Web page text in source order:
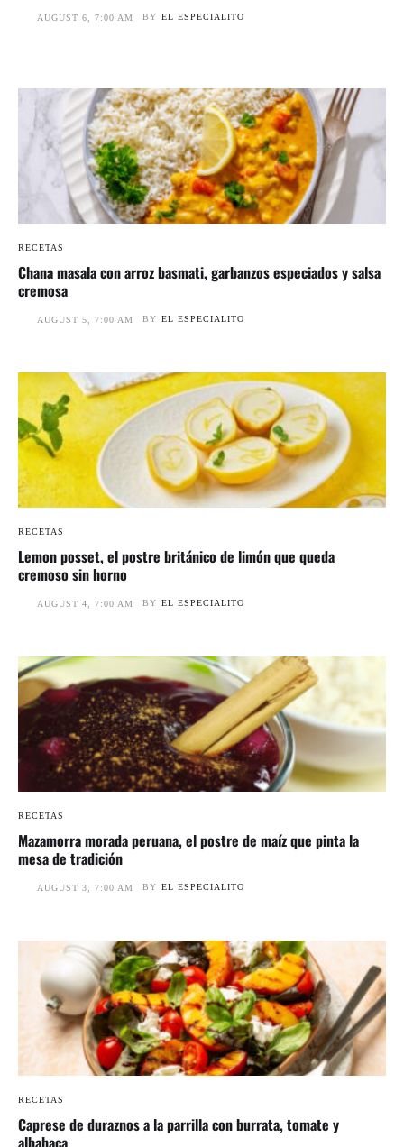
AUGUST 6, 7:00 AM BY EL ESPECIALITO
RECETAS
Chana masala con arroz basmati, garbanzos especiados y salsa
cremosa
AUGUST 5, 7:00 AM BY EL ESPECIALITO
RECETAS
Lemon posset, el postre británico de limón que queda
cremoso sin horno
AUGUST 4, 7:00 AM BY EL ESPECIALITO
RECETAS
Mazamorra morada peruana, el postre de maíz que pinta la
mesa de tradición
AUGUST 3, 7:00 AM BY EL ESPECIALITO
RECETAS
Caprese de duraznos a la parrilla con burrata, tomate y
albahaca